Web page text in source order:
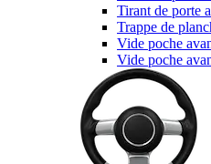
Tirant de porte
Trappe de
Vide poche
Vide poche